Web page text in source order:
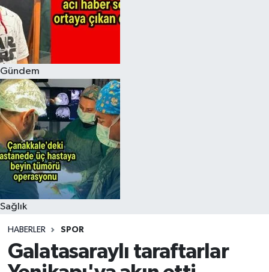
Gündem
Sağlık
HABERLER SPOR
Galatasaraylı taraftarlar